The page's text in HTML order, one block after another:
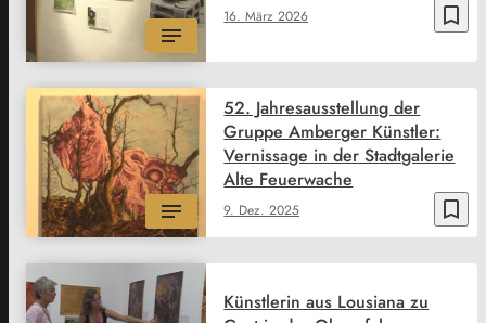
bookmark_border
16. März 2026
bookmark_border
9. Dez. 2025
52. Jahresausstellung der
Gruppe Amberger Künstler:
Vernissage in der Stadtgalerie
Alte Feuerwache
Künstlerin aus Lousiana zu